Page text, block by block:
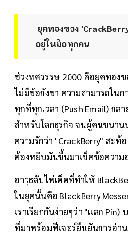
ยุคทองของ
อยู่ในมือทุกคน
ช่วงทศวรรษ 2000 คือยุคทองข
ไม่มีข้อกังขา ความสามารถใน
ทุกที่ทุกเวลา (Push Email) กล
สำหรับโลกธุรกิจ จนผู้คนขนา
ความรักว่า "CrackBerry" สะท้
ต้องหยิบมันขึ้นมาเช็คข้อความ
อาวุธลับไพ่เด็ดที่ทำให้
ในยุคนั้นคือ BlackBerry
เราเรียกกันง่ายๆว่า "แลก Pin)
ที่มาพร้อมฟีเจอร์ยืนยันการอ่า